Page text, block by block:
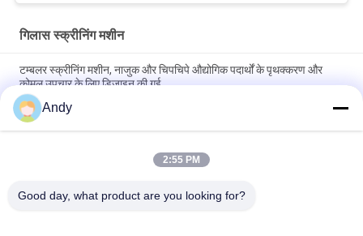
गिलास स्क्रीनिंग मशीन
टम्बलर स्क्रीनिंग मशीन, नाजुक और चिपचिपे औद्योगिक पदार्थों के पृथक्करण और
कोमल उपचार के लिए डिज़ाइन की गई
टम्बलर स्क्रीनिंग मशीन उद्योग में नाजुक बारीक और चिपचिपा सामग्री के आसान
रखरखाव और कोमल स्क्रीनिंग के लिए डिज़ाइन की गई है
उच्च क्षमता टंबलर स्क्रीनिंग मशीन जो मल्टी लेवल कण आकार वर्गीकरण और कम शोर
Andy
2:55 PM
Good day, what product are you looking for?